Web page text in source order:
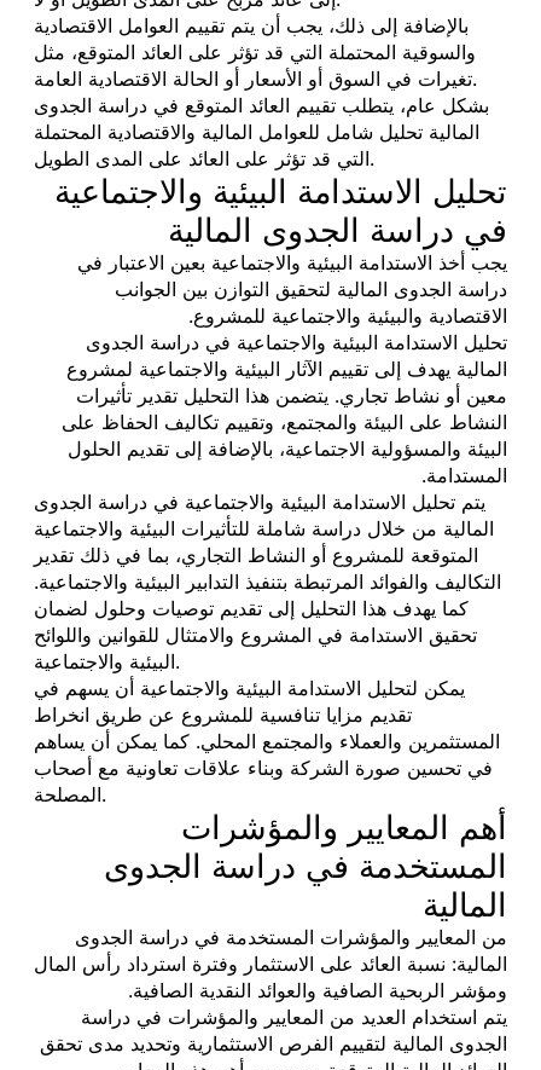
بالإضافة إلى ذلك، يجب أن يتم تقييم العوامل الاقتصادية
والسوقية المحتملة التي قد تؤثر على العائد المتوقع، مثل
تغيرات في السوق أو الأسعار أو الحالة الاقتصادية العامة.
بشكل عام، يتطلب تقييم العائد المتوقع في دراسة الجدوى
المالية تحليل شامل للعوامل المالية والاقتصادية المحتملة
التي قد تؤثر على العائد على المدى الطويل.
تحليل الاستدامة البيئية والاجتماعية
في دراسة الجدوى المالية
يجب أخذ الاستدامة البيئية والاجتماعية بعين الاعتبار في
دراسة الجدوى المالية لتحقيق التوازن بين الجوانب
الاقتصادية والبيئية والاجتماعية للمشروع.
تحليل الاستدامة البيئية والاجتماعية في دراسة الجدوى
المالية يهدف إلى تقييم الآثار البيئية والاجتماعية لمشروع
معين أو نشاط تجاري. يتضمن هذا التحليل تقدير تأثيرات
النشاط على البيئة والمجتمع، وتقييم تكاليف الحفاظ على
البيئة والمسؤولية الاجتماعية، بالإضافة إلى تقديم الحلول
المستدامة.
يتم تحليل الاستدامة البيئية والاجتماعية في دراسة الجدوى
المالية من خلال دراسة شاملة للتأثيرات البيئية والاجتماعية
المتوقعة للمشروع أو النشاط التجاري، بما في ذلك تقدير
التكاليف والفوائد المرتبطة بتنفيذ التدابير البيئية والاجتماعية.
كما يهدف هذا التحليل إلى تقديم توصيات وحلول لضمان
تحقيق الاستدامة في المشروع والامتثال للقوانين واللوائح
البيئية والاجتماعية.
يمكن لتحليل الاستدامة البيئية والاجتماعية أن يسهم في
تقديم مزايا تنافسية للمشروع عن طريق انخراط
المستثمرين والعملاء والمجتمع المحلي. كما يمكن أن يساهم
في تحسين صورة الشركة وبناء علاقات تعاونية مع أصحاب
المصلحة.
أهم المعايير والمؤشرات
المستخدمة في دراسة الجدوى
المالية
من المعايير والمؤشرات المستخدمة في دراسة الجدوى
المالية: نسبة العائد على الاستثمار وفترة استرداد رأس المال
ومؤشر الربحية الصافية والعوائد النقدية الصافية.
يتم استخدام العديد من المعايير والمؤشرات في دراسة
الجدوى المالية لتقييم الفرص الاستثمارية وتحديد مدى تحقق